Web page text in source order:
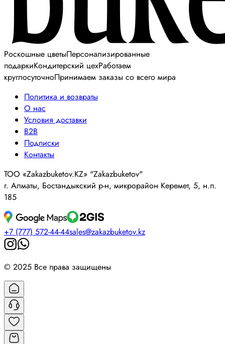
Роскошные цветыПерсонализированные
подаркиКондитерский цехРаботаем
круглосуточноПринимаем заказы со всего мира
Политика и возвраты
О нас
Условия доставки
B2B
Подписки
Контакты
ТОО «Zakazbuketov.KZ» "Zakazbuketov"
г. Алматы, Бостандыкский р-н, микрорайон Керемет, 5, н.п.
185
+7 (777) 572-44-44sales@zakazbuketov.kz
© 2025 Все права защищены